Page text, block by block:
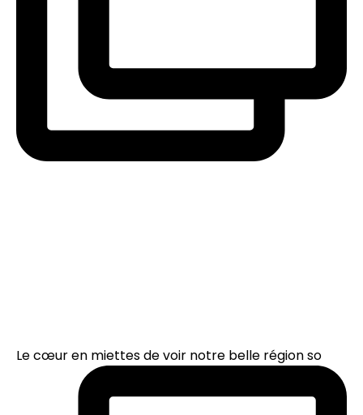
Le cœur en miettes de voir notre belle région so